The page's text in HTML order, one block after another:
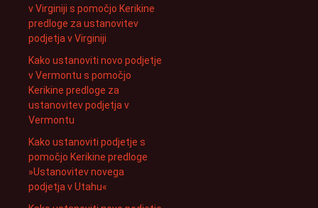
v Virginiji s pomočjo Kerikine
predloge za ustanovitev
podjetja v Virginiji
Kako ustanoviti novo podjetje
v Vermontu s pomočjo
Kerikine predloge za
ustanovitev podjetja v
Vermontu
Kako ustanoviti podjetje s
pomočjo Kerikine predloge
»Ustanovitev novega
podjetja v Utahu«